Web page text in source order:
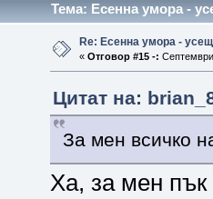
Тема: Есенна умора -
Re: Есенна умора -
« Отговор #15 -:
Цитат на:
За мен всичко
Ха, за мен пък